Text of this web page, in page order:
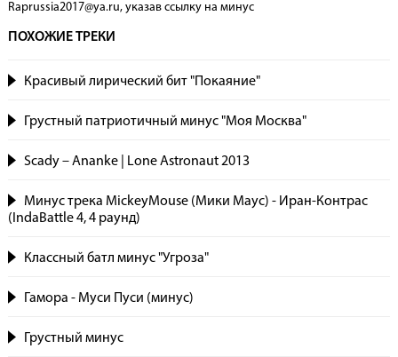
Raprussia2017@ya.ru, указав сcылку на минус
ПОХОЖИЕ ТРЕКИ
Красивый лирический бит "Покаяние"
Грустный патриотичный минус "Моя Москва"
Scady – Ananke | Lone Astronaut 2013
Минус трека MickeyMouse (Мики Маус) - Иран-Контрас
(IndaBattle 4, 4 раунд)
Классный батл минус "Угроза"
Гамора - Муси Пуси (минус)
Грустный минус